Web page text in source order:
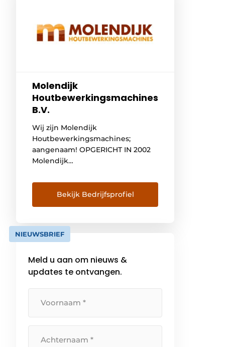
Molendijk
Houtbewerkingsmachines
B.V.
Wij zijn Molendijk
Houtbewerkingsmachines;
aangenaam! OPGERICHT IN 2002
Molendijk
2002 opgericht door Martijn
Molendijk. Met negen
gemotiveerde en servicegerichte
Houtbewerkingsmachines nu,
zo’n twintig jaar later, uitgegroeid
van advies, verkoop en
onderhoud van
betekenen? DE LEVERANCIER VAN
[…]
Bekijk Bedrijfsprofiel
NIEUWSBRIEF
Meld u aan om nieuws &
updates te ontvangen.